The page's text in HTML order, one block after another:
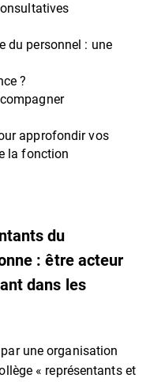
du personnel : une
?
approfondir vos
la fonction
du
: être acteur
dans les
une organisation
« représentants et